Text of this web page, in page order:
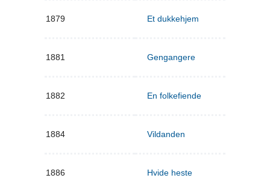
1879 Et dukkehjem
1881 Gengangere
1882 En folkefiende
1884 Vildanden
1886 Hvide heste